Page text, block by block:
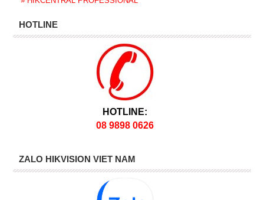
HOTLINE
HOTLINE:
08 9898 0626
ZALO HIKVISION VIET NAM